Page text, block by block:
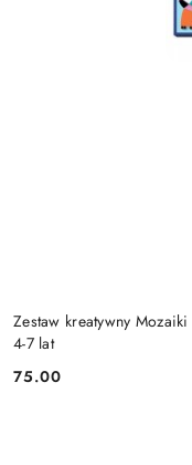
Zestaw kreatywny
4-7 lat
Cena:
75.00